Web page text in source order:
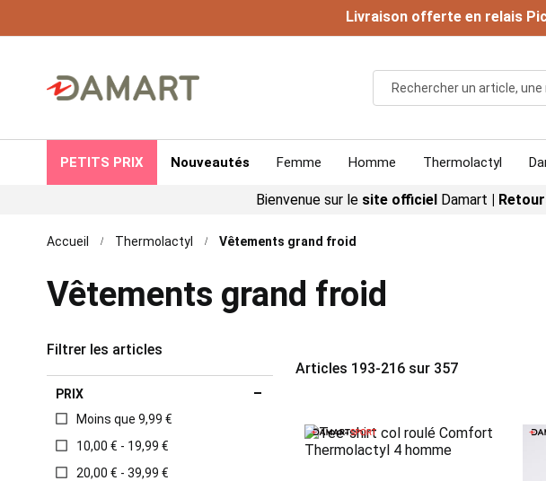
Livraison offerte en relais
PETITS PRIX Nouveautés Femme Homme Thermolactyl
Bienvenue sur le site officiel Damart |
Accueil Thermolactyl Vêtements grand froid
Vêtements grand froid
Articles 193-216sur 357
Filtrer les articles
PRIX
Moins que 9,99 €
10,00 € - 19,99 €
20,00 € - 39,99 €